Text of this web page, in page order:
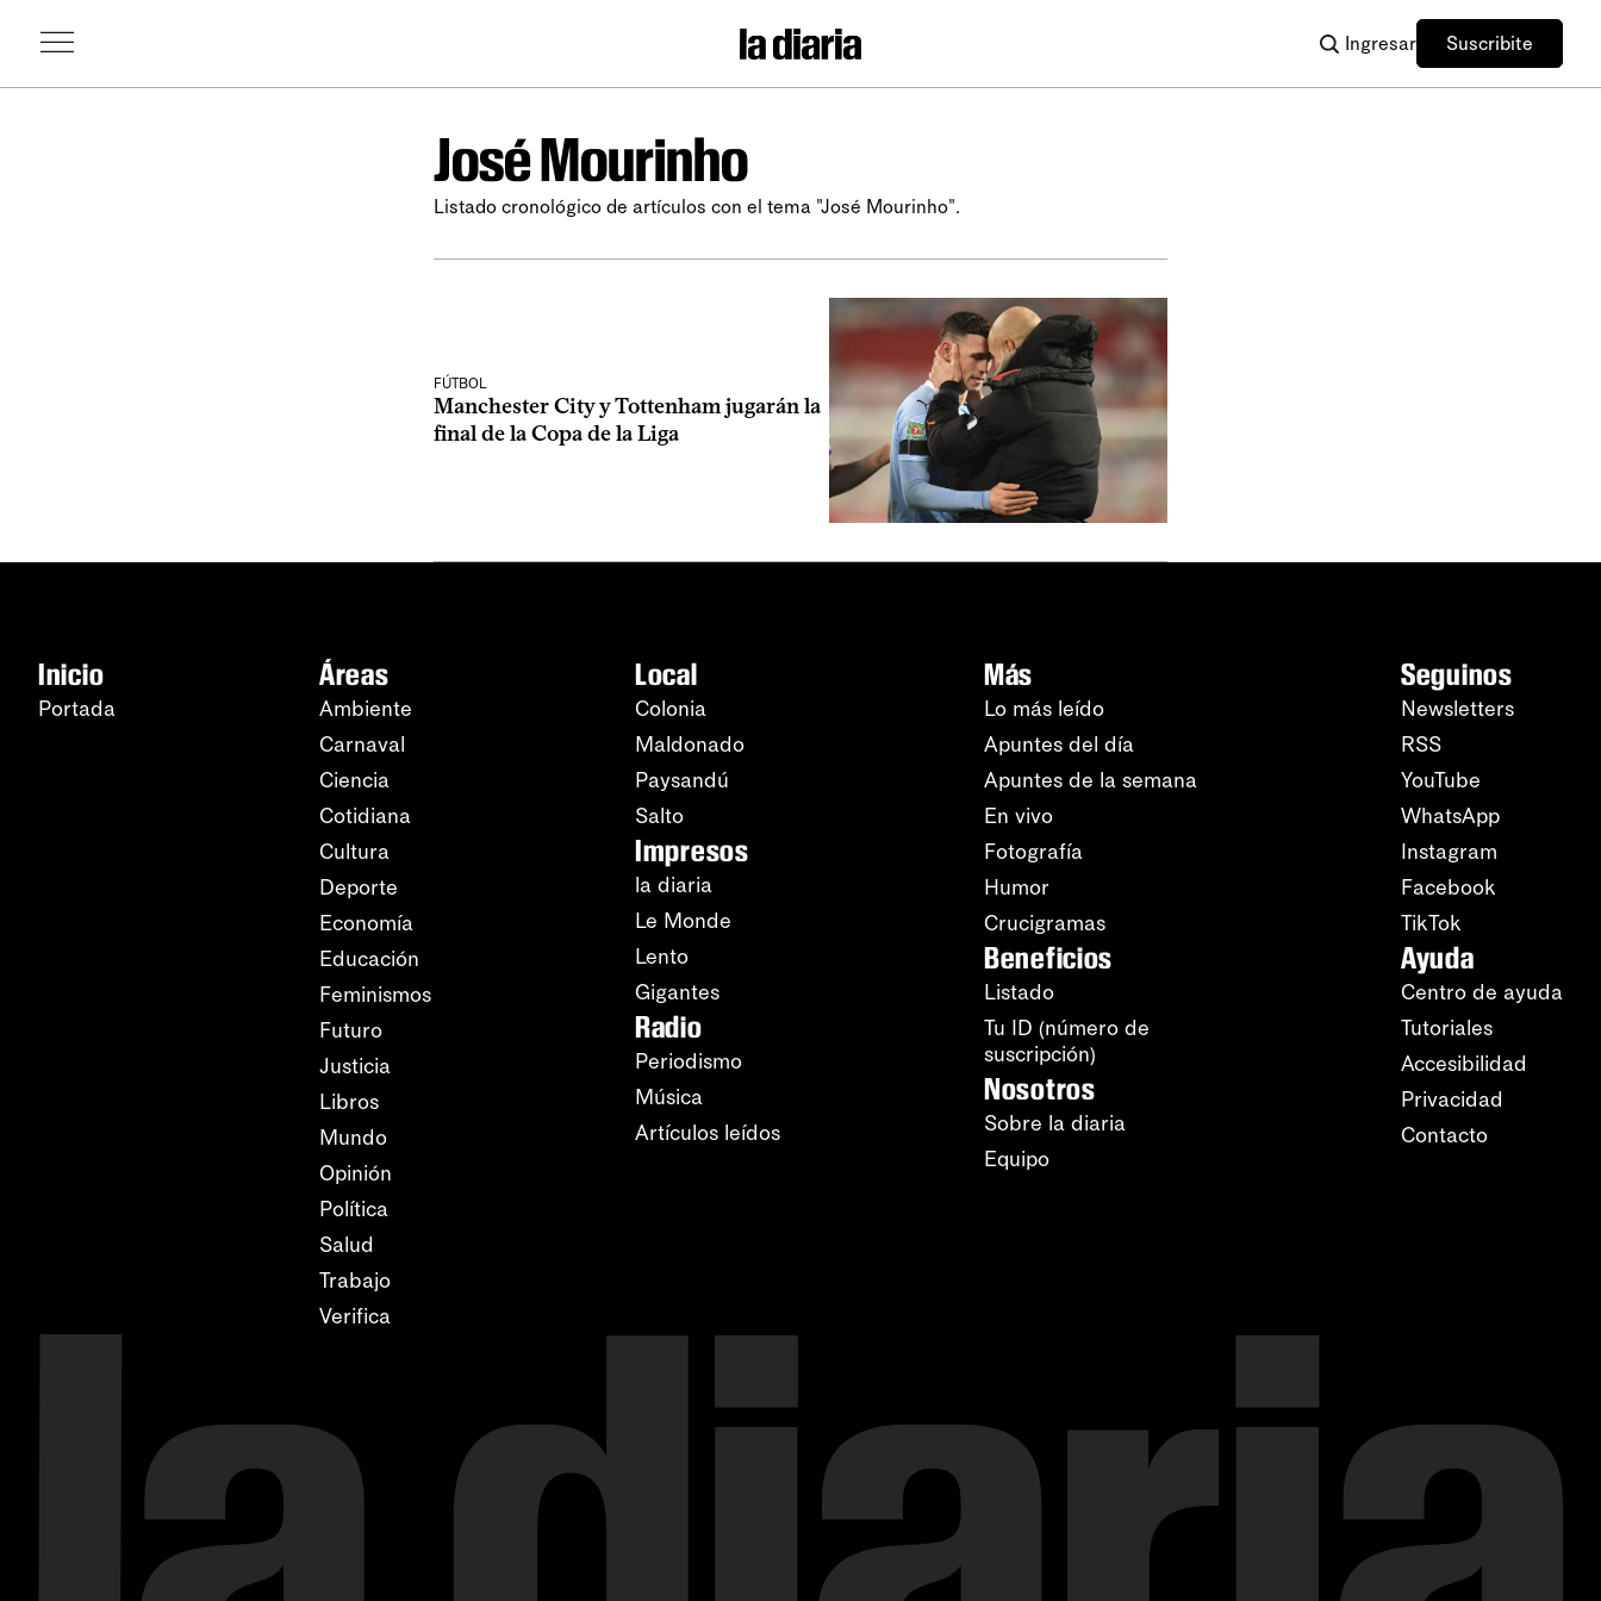
Ingresar Suscribite
José Mourinho
Listado cronológico de artículos con el tema "José Mourinho".
FÚTBOL
Manchester City y Tottenham jugarán la
final de la Copa de la Liga
Inicio
Portada
Áreas
Ambiente
Carnaval
Ciencia
Cotidiana
Cultura
Deporte
Economía
Educación
Feminismos
Futuro
Justicia
Libros
Mundo
Opinión
Política
Salud
Trabajo
Verifica
Local
Colonia
Maldonado
Paysandú
Salto
Impresos
la diaria
Le Monde
Lento
Gigantes
Radio
Periodismo
Música
Artículos leídos
Más
Lo más leído
Apuntes del día
Apuntes de la semana
En vivo
Fotografía
Humor
Crucigramas
Beneficios
Listado
Tu ID (número de
suscripción)
Nosotros
Sobre la diaria
Equipo
Seguinos
Newsletters
RSS
YouTube
WhatsApp
Instagram
Facebook
TikTok
Ayuda
Centro de ayuda
Tutoriales
Accesibilidad
Privacidad
Contacto